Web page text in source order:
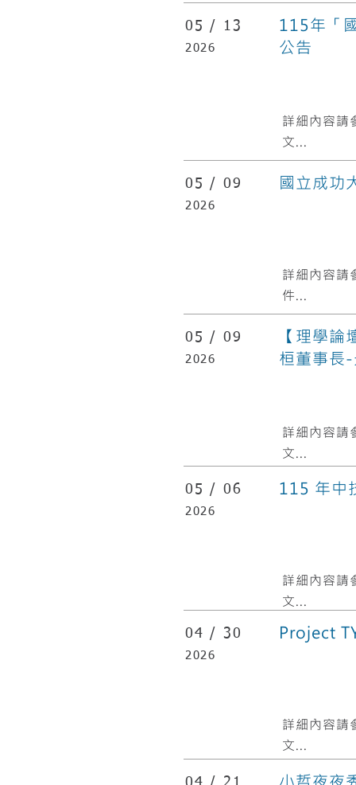
05 / 13
2026
115年「
公告
詳細內容請
文...
05 / 09
2026
國立成功
詳細內容請
件...
05 / 09
2026
【理學
桓董事長
詳細內容請
文...
04 / 30
2026
Project
詳細內容請
文...
05 / 06
2026
115 年中
詳細內容請
文...
小哲夜